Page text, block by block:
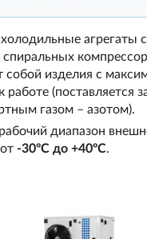
агрегаты
спиральных
собой изделия с
работе (поставляется
газом – азотом).
диапазон
-30ºС до +40ºС.